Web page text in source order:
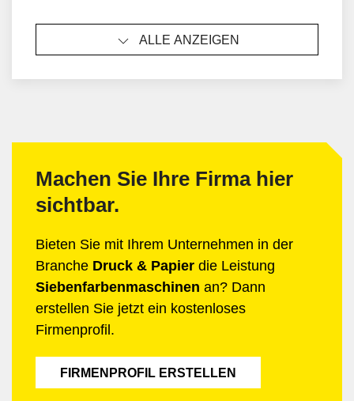
ALLE ANZEIGEN
Machen Sie Ihre Firma hier
sichtbar.
Bieten Sie mit Ihrem Unternehmen in der
Branche Druck & Papier die Leistung
Siebenfarbenmaschinen an? Dann
erstellen Sie jetzt ein kostenloses
Firmenprofil.
FIRMENPROFIL ERSTELLEN